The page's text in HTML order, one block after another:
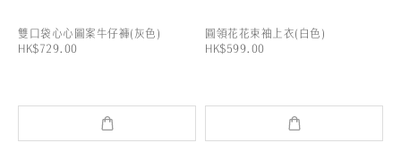
雙口袋心心圖案牛仔褲(灰色)
HK$729.00
圓領花花束袖上衣(白色)
HK$599.00